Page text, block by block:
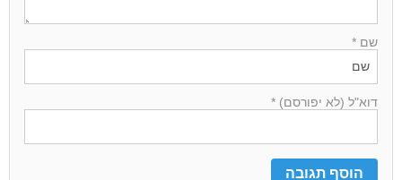
שם *
דוא"ל (לא יפורסם) *